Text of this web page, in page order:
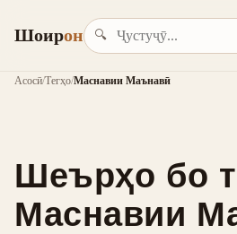
Шоирон 🔍
Асосӣ/Тегҳо/Маснавии Маънавӣ
Шеърҳо бо
Маснавии